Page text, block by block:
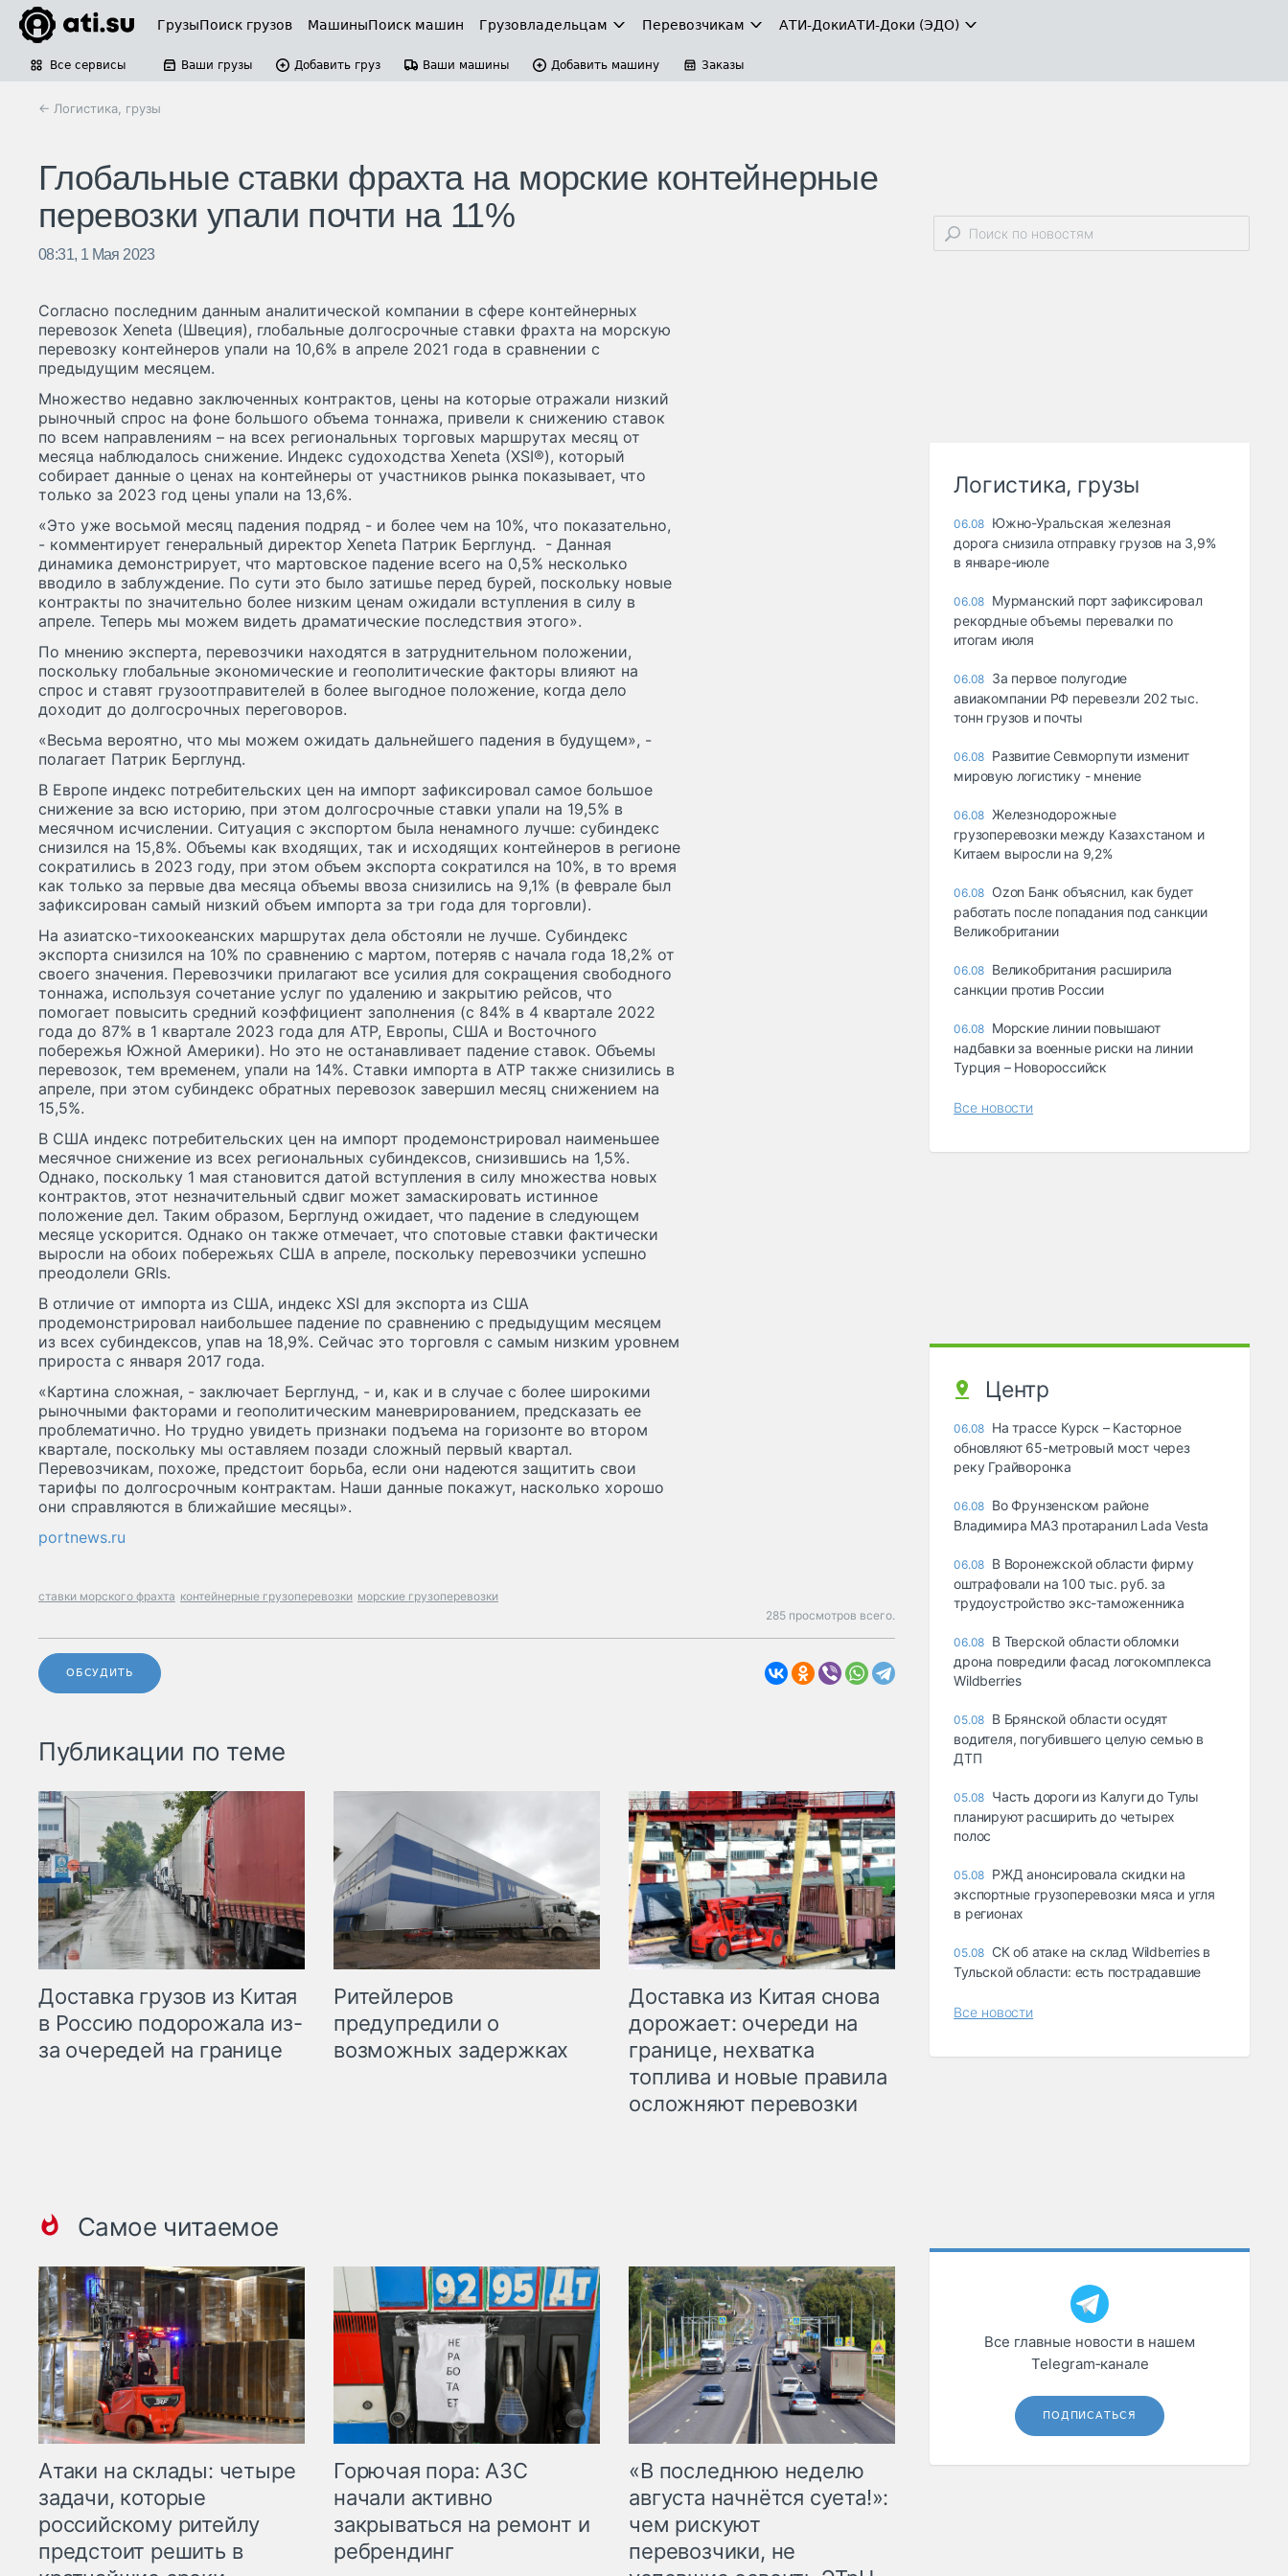
ГрузыПоиск грузов МашиныПоиск машин Грузовладельцам Перевозчикам АТИ-ДокиАТИ-Доки (ЭДО)
Все сервисы Ваши грузы Добавить груз Ваши машины Добавить машину Заказы
← Логистика, грузы
Глобальные ставки фрахта на морские контейнерные
перевозки упали почти на 11%
08:31, 1 Мая 2023
Согласно последним данным аналитической компании в сфере контейнерных
перевозок Xeneta (Швеция), глобальные долгосрочные ставки фрахта на морскую
перевозку контейнеров упали на 10,6% в апреле 2021 года в сравнении с
предыдущим месяцем.
Множество недавно заключенных контрактов, цены на которые отражали низкий
рыночный спрос на фоне большого объема тоннажа, привели к снижению ставок
по всем направлениям – на всех региональных торговых маршрутах месяц от
месяца наблюдалось снижение. Индекс судоходства Xeneta (XSI®), который
собирает данные о ценах на контейнеры от участников рынка показывает, что
только за 2023 год цены упали на 13,6%.
«Это уже восьмой месяц падения подряд - и более чем на 10%, что показательно,
- комментирует генеральный директор Xeneta Патрик Берглунд. - Данная
динамика демонстрирует, что мартовское падение всего на 0,5% несколько
вводило в заблуждение. По сути это было затишье перед бурей, поскольку новые
контракты по значительно более низким ценам ожидали вступления в силу в
апреле. Теперь мы можем видеть драматические последствия этого».
По мнению эксперта, перевозчики находятся в затруднительном положении,
поскольку глобальные экономические и геополитические факторы влияют на
спрос и ставят грузоотправителей в более выгодное положение, когда дело
доходит до долгосрочных переговоров.
«Весьма вероятно, что мы можем ожидать дальнейшего падения в будущем», -
полагает Патрик Берглунд.
В Европе индекс потребительских цен на импорт зафиксировал самое большое
снижение за всю историю, при этом долгосрочные ставки упали на 19,5% в
месячном исчислении. Ситуация с экспортом была ненамного лучше: субиндекс
снизился на 15,8%. Объемы как входящих, так и исходящих контейнеров в регионе
сократились в 2023 году, при этом объем экспорта сократился на 10%, в то время
как только за первые два месяца объемы ввоза снизились на 9,1% (в феврале был
зафиксирован самый низкий объем импорта за три года для торговли).
На азиатско-тихоокеанских маршрутах дела обстояли не лучше. Субиндекс
экспорта снизился на 10% по сравнению с мартом, потеряв с начала года 18,2% от
своего значения. Перевозчики прилагают все усилия для сокращения свободного
тоннажа, используя сочетание услуг по удалению и закрытию рейсов, что
помогает повысить средний коэффициент заполнения (с 84% в 4 квартале 2022
года до 87% в 1 квартале 2023 года для АТР, Европы, США и Восточного
побережья Южной Америки). Но это не останавливает падение ставок. Объемы
перевозок, тем временем, упали на 14%. Ставки импорта в АТР также снизились в
апреле, при этом субиндекс обратных перевозок завершил месяц снижением на
15,5%.
В США индекс потребительских цен на импорт продемонстрировал наименьшее
месячное снижение из всех региональных субиндексов, снизившись на 1,5%.
Однако, поскольку 1 мая становится датой вступления в силу множества новых
контрактов, этот незначительный сдвиг может замаскировать истинное
положение дел. Таким образом, Берглунд ожидает, что падение в следующем
месяце ускорится. Однако он также отмечает, что спотовые ставки фактически
выросли на обоих побережьях США в апреле, поскольку перевозчики успешно
преодолели GRIs.
В отличие от импорта из США, индекс XSI для экспорта из США
продемонстрировал наибольшее падение по сравнению с предыдущим месяцем
из всех субиндексов, упав на 18,9%. Сейчас это торговля с самым низким уровнем
прироста с января 2017 года.
«Картина сложная, - заключает Берглунд, - и, как и в случае с более широкими
рыночными факторами и геополитическим маневрированием, предсказать ее
проблематично. Но трудно увидеть признаки подъема на горизонте во втором
квартале, поскольку мы оставляем позади сложный первый квартал.
Перевозчикам, похоже, предстоит борьба, если они надеются защитить свои
тарифы по долгосрочным контрактам. Наши данные покажут, насколько хорошо
они справляются в ближайшие месяцы».
portnews.ru
ставки морского фрахта контейнерные грузоперевозки морские грузоперевозки
285 просмотров всего.
ОБСУДИТЬ
Публикации по теме
Доставка грузов из Китая
в Россию подорожала из-
за очередей на границе
Ритейлеров
предупредили о
возможных задержках
Доставка из Китая снова
дорожает: очереди на
границе, нехватка
топлива и новые правила
осложняют перевозки
Самое читаемое
Атаки на склады: четыре
задачи, которые
российскому ритейлу
предстоит решить в
Горючая пора: АЗС
начали активно
закрываться на ремонт и
ребрендинг
«В последнюю неделю
августа начнётся суета!»:
чем рискуют
перевозчики, не
Логистика, грузы
06.08 Южно-Уральская железная
дорога снизила отправку грузов на 3,9%
в январе-июле
06.08 Мурманский порт зафиксировал
рекордные объемы перевалки по
итогам июля
06.08 За первое полугодие
авиакомпании РФ перевезли 202 тыс.
тонн грузов и почты
06.08 Развитие Севморпути изменит
мировую логистику - мнение
06.08 Железнодорожные
грузоперевозки между Казахстаном и
Китаем выросли на 9,2%
06.08 Ozon Банк объяснил, как будет
работать после попадания под санкции
Великобритании
06.08 Великобритания расширила
санкции против России
06.08 Морские линии повышают
надбавки за военные риски на линии
Турция – Новороссийск
Все новости
Центр
06.08 На трассе Курск – Касторное
обновляют 65-метровый мост через
реку Грайворонка
06.08 Во Фрунзенском районе
Владимира МАЗ протаранил Lada Vesta
06.08 В Воронежской области фирму
оштрафовали на 100 тыс. руб. за
трудоустройство экс-таможенника
06.08 В Тверской области обломки
дрона повредили фасад логокомплекса
Wildberries
05.08 В Брянской области осудят
водителя, погубившего целую семью в
ДТП
05.08 Часть дороги из Калуги до Тулы
планируют расширить до четырех
полос
05.08 РЖД анонсировала скидки на
экспортные грузоперевозки мяса и угля
в регионах
05.08 СК об атаке на склад Wildberries в
Тульской области: есть пострадавшие
Все новости
Все главные новости в нашем
Telegram‑канале
ПОДПИСАТЬСЯ